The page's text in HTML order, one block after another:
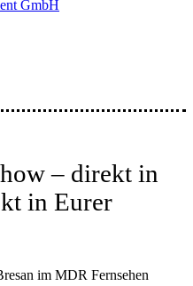
GmbH
– direkt in
in Eurer
im MDR Fernsehen